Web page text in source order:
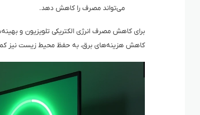
می‌تواند مصرف را کاهش دهد.
برای کاهش مصرف انرژی الکتریکی تلویزیون و
کاهش هزینه‌های برق، به حفظ محیط زیست نیز